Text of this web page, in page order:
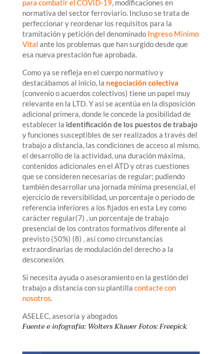
para combatir el COVID-19, modificaciones en
normativa del sector ferroviario. Incluso se trata de
perfeccionar y reordenar los requisitos para la
tramitación y petición del denominadoIngreso Mínimo
Vital ante los problemas que han surgido desde que
esa nueva prestación fue aprobada.
Como ya se refleja en el cuerpo normativo y
destacábamos al inicio, la negociación colectiva
(convenio o acuerdos colectivos) tiene un papel muy
relevante en la LTD. Y así se acentúa en la disposición
adicional primera, donde le concede la posibilidad de
establecer la identificación de los puestos de trabajo
y funciones susceptibles de ser realizados a través del
trabajo a distancia, las condiciones de acceso al mismo,
el desarrollo de la actividad, una duración máxima,
contenidos adicionales en el ATD y otras cuestiones
que se consideren necesarias de regular; pudiendo
también desarrollar una jornada mínima presencial, el
ejercicio de reversibilidad, un porcentaje o período de
referencia inferiores a los fijados en esta Ley como
carácter regular(7) , un porcentaje de trabajo
presencial de los contratos formativos diferente al
previsto (50%) (8) , así como circunstancias
extraordinarias de modulación del derecho a la
desconexión.
Si necesita ayuda o asesoramiento en la gestión del
trabajo a distancia con su plantilla contacte con
nosotros.
ASELEC, asesoría y abogados
Fuente e infografía: Wolters KluwerFotos: Freepick